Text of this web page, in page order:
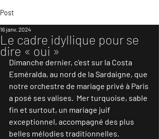
Post
Le cadre idyllique pour se
dire « oui »
16 janv. 2024
Dimanche dernier, c'est sur la Costa
Esméralda, au nord de la Sardaigne, que
notre orchestre de mariage privé à Paris
a posé ses valises.  Mer turquoise, sable
fin et surtout, un mariage juif
exceptionnel, accompagné des plus
belles mélodies traditionnelles.